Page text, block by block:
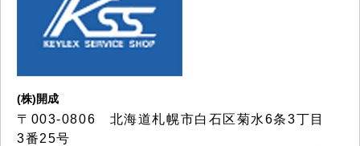
(株)開成
〒003-0806 北海道札幌市白石区菊水6条3丁目
3番25号